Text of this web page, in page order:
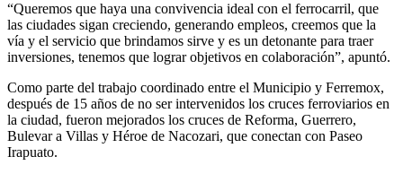
“Queremos que haya una convivencia ideal con el ferrocarril, que
las ciudades sigan creciendo, generando empleos, creemos que la
vía y el servicio que brindamos sirve y es un detonante para traer
inversiones, tenemos que lograr objetivos en colaboración”, apuntó.
Como parte del trabajo coordinado entre el Municipio y Ferremox,
después de 15 años de no ser intervenidos los cruces ferroviarios en
la ciudad, fueron mejorados los cruces de Reforma, Guerrero,
Bulevar a Villas y Héroe de Nacozari, que conectan con Paseo
Irapuato.